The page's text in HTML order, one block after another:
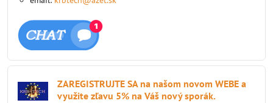
ZAREGISTRUJTE SA na našom novom WEBE a
využite zľavu 5% na Váš nový sporák.